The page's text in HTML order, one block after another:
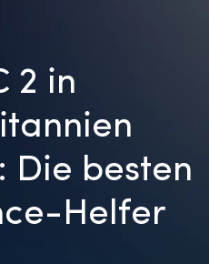
2 in
Die besten
Helfer